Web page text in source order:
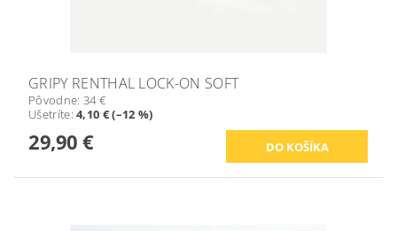
GRIPY RENTHAL LOCK-ON SOFT
Pôvodne: 34 €
Ušetríte:4,10 € (–12 %)
29,90 €